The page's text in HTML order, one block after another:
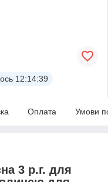
12:14:39
Оплата Умови
3 р.г. для